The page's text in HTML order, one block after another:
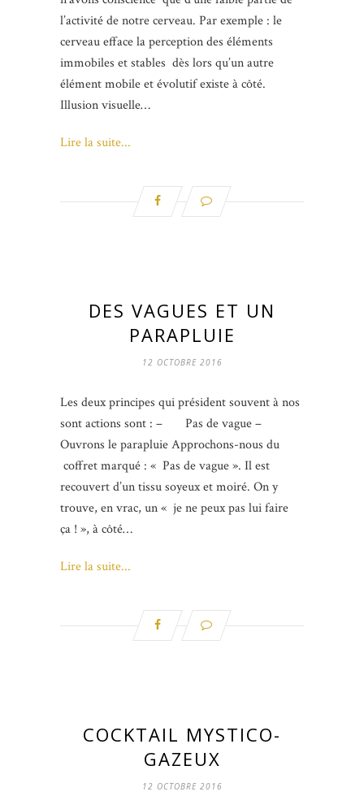
l’activité de notre cerveau. Par exemple : le
cerveau efface la perception des éléments
immobiles et stables dès lors qu’un autre
élément mobile et évolutif existe à côté.
Illusion visuelle…
Lire la suite...
DES VAGUES ET UN
PARAPLUIE
12 OCTOBRE 2016
Les deux principes qui président souvent à nos
sont actions sont : – Pas de vague –
Ouvrons le parapluie Approchons-nous du
coffret marqué : « Pas de vague ». Il est
recouvert d’un tissu soyeux et moiré. On y
trouve, en vrac, un « je ne peux pas lui faire
ça ! », à côté…
Lire la suite...
COCKTAIL MYSTICO-
GAZEUX
12 OCTOBRE 2016